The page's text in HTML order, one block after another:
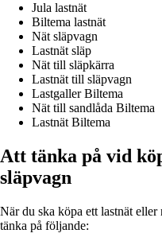
Jula lastnät
Biltema lastnät
Nät släpvagn
Lastnät släp
Nät till släpkärra
Lastnät till släpvagn
Lastgaller Biltema
Nät till sandlåda Biltema
Lastnät Biltema
Att tänka på vid
släpvagn
När du ska köpa ett lastnät
tänka på följande: